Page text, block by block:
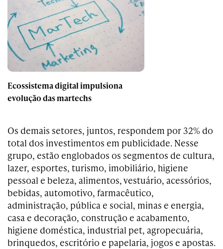
Ecossistema digital impulsiona
evolução das martechs
Os demais setores, juntos, respondem por 32% do
total dos investimentos em publicidade. Nesse
grupo, estão englobados os segmentos de cultura,
lazer, esportes, turismo, imobiliário, higiene
pessoal e beleza, alimentos, vestuário, acessórios,
bebidas, automotivo, farmacêutico,
administração, pública e social, minas e energia,
casa e decoração, construção e acabamento,
higiene doméstica, industrial pet, agropecuária,
brinquedos, escritório e papelaria, jogos e apostas.